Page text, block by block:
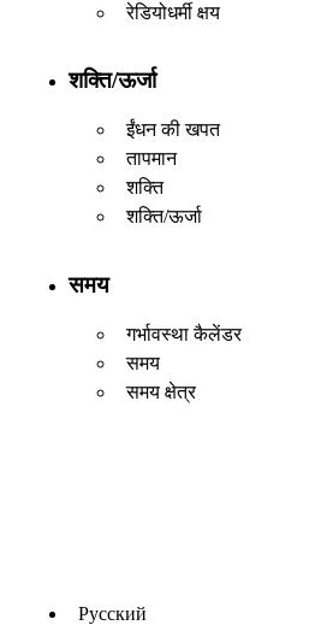
रेडियोधर्मी क्षय
शक्ति/ऊर्जा
ईंधन की खपत
तापमान
शक्ति
शक्ति/ऊर्जा
समय
गर्भावस्था कैलेंडर
समय
समय क्षेत्र
Русский